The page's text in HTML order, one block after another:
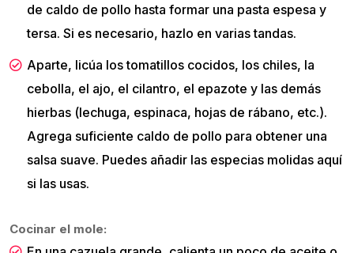
de caldo de pollo hasta formar una pasta espesa y
tersa. Si es necesario, hazlo en varias tandas.
Aparte, licúa los tomatillos cocidos, los chiles, la
cebolla, el ajo, el cilantro, el epazote y las demás
hierbas (lechuga, espinaca, hojas de rábano, etc.).
Agrega suficiente caldo de pollo para obtener una
salsa suave. Puedes añadir las especias molidas aquí
si las usas.
Cocinar el mole: